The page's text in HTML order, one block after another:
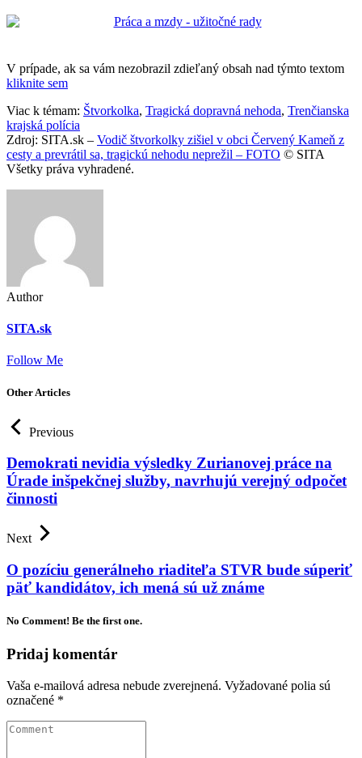
V prípade, ak sa vám nezobrazil zdieľaný obsah nad týmto textom
kliknite sem
Viac k témam: Štvorkolka, Tragická dopravná nehoda, Trenčianska
krajská polícia
Zdroj: SITA.sk – Vodič štvorkolky zišiel v obci Červený Kameň z
cesty a prevrátil sa, tragickú nehodu neprežil – FOTO © SITA
Všetky práva vyhradené.
Author
SITA.sk
Follow Me
Other Articles
Previous
Demokrati nevidia výsledky Zurianovej práce na
Úrade inšpekčnej služby, navrhujú verejný odpočet
činnosti
Next
O pozíciu generálneho riaditeľa STVR bude súperiť
päť kandidátov, ich mená sú už známe
No Comment! Be the first one.
Pridaj komentár
Vaša e-mailová adresa nebude zverejnená. Vyžadované polia sú
označené *